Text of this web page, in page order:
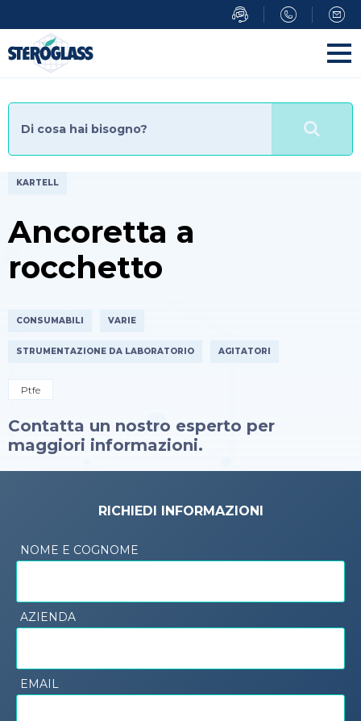
al
contenuto
principale
KARTELL
Ancoretta a
rocchetto
CONSUMABILI VARIE
STRUMENTAZIONE DA LABORATORIO AGITATORI
Ptfe
Contatta un nostro esperto per
maggiori informazioni.
RICHIEDI INFORMAZIONI
NOME E COGNOME
AZIENDA
EMAIL